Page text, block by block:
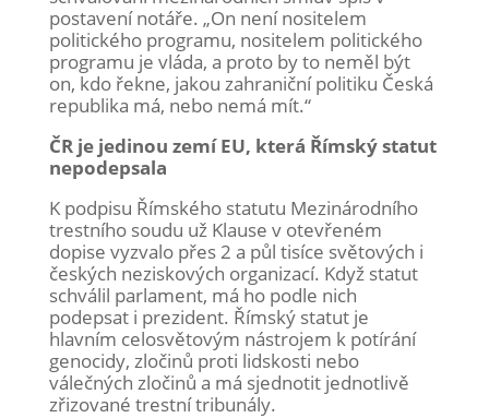
postavení notáře. „On není nositelem
politického programu, nositelem politického
programu je vláda, a proto by to neměl být
on, kdo řekne, jakou zahraniční politiku Česká
republika má, nebo nemá mít.“
ČR je jedinou zemí EU, která Římský statut
nepodepsala
K podpisu Římského statutu Mezinárodního
trestního soudu už Klause v otevřeném
dopise vyzvalo přes 2 a půl tisíce světových i
českých neziskových organizací. Když statut
schválil parlament, má ho podle nich
podepsat i prezident. Římský statut je
hlavním celosvětovým nástrojem k potírání
genocidy, zločinů proti lidskosti nebo
válečných zločinů a má sjednotit jednotlivě
zřizované trestní tribunály.